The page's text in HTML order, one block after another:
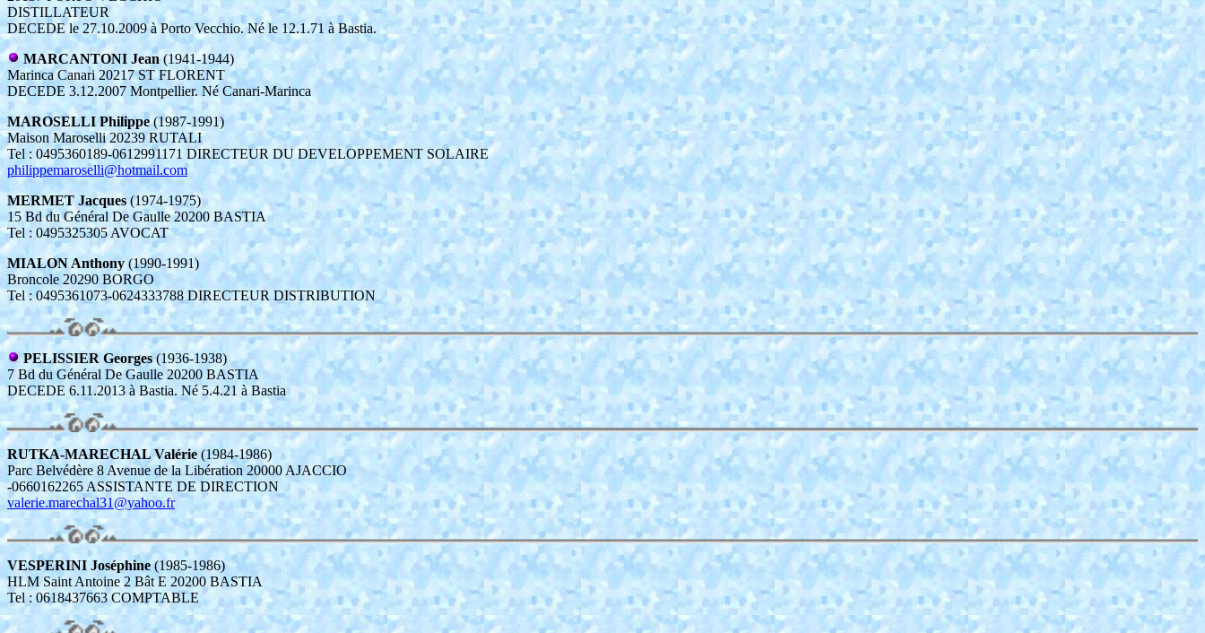
DISTILLATEUR
DECEDE le 27.10.2009 à Porto Vecchio. Né le 12.1.71 à Bastia.
MARCANTONI Jean(1941-1944)
Marinca Canari 20217 ST FLORENT
DECEDE 3.12.2007 Montpellier. Né Canari-Marinca
MAROSELLI Philippe(1987-1991)
Maison Maroselli 20239 RUTALI
Tel : 0495360189-0612991171 DIRECTEUR DU DEVELOPPEMENT SOLAIRE
philippemaroselli@hotmail.com
MERMET Jacques(1974-1975)
15 Bd du Général De Gaulle 20200 BASTIA
Tel : 0495325305 AVOCAT
MIALON Anthony (1990-1991)
Broncole 20290 BORGO
Tel : 0495361073-0624333788 DIRECTEUR DISTRIBUTION
PELISSIER Georges(1936-1938)
7 Bd du Général De Gaulle 20200 BASTIA
DECEDE 6.11.2013 à Bastia. Né 5.4.21 à Bastia
RUTKA-MARECHAL Valérie (1984-1986)
Parc Belvédère 8 Avenue de la Libération 20000 AJACCIO
-0660162265 ASSISTANTE DE DIRECTION
valerie.marechal31@yahoo.fr
VESPERINI Joséphine(1985-1986)
HLM Saint Antoine 2 Bât E 20200 BASTIA
Tel : 0618437663 COMPTABLE